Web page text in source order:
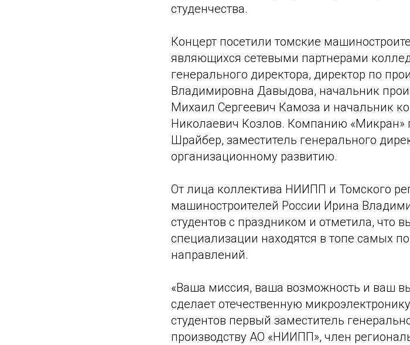
студенчества.
Концерт посетили томские
являющихся сетевыми партнерами
генерального директора, директор по
Владимировна Давыдова, начальник
Михаил Сергеевич Камоза и начальник
Николаевич Козлов. Компанию «Микран»
Шрайбер, заместитель генерального
организационному развитию.
От лица коллектива НИИПП и Томского
машиностроителей России Ирина
студентов с праздником и отметила, что
специализации находятся в топе самых
направлений.
«Ваша миссия, ваша возможность и ваш
сделает отечественную
студентов первый заместитель
производству АО «НИИПП», член